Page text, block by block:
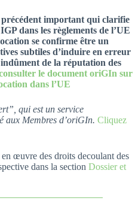
important qui clarifie
dans les règlements de l’UE
se confirme être un
subtiles d’induire en erreur
de la réputation des
le document oriGIn sur
dans l’UE
qui est un service
aux Membres d’oriGIn. Cliquez
œuvre des droits decoulant des
dans la section Dossier et